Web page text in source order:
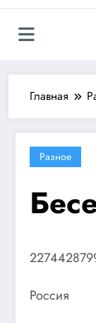
Главная
Разное
Россия